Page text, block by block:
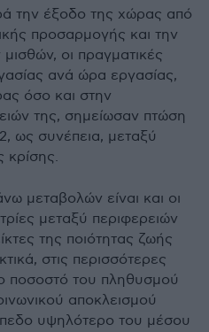
την έξοδο της χώρας από
προσαρμογής και την
οι πραγματικές
ανά ώρα εργασίας,
όσο και στην
της, σημείωσαν πτώση
ως συνέπεια, μεταξύ
κρίσης.
μεταβολών είναι και οι
μεταξύ περιφερειών
της ποιότητας ζωής
στις περισσότερες
ποσοστό του πληθυσμού
αποκλεισμού
υψηλότερο του μέσου